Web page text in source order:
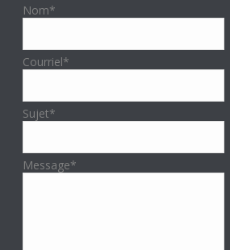
Nom*
Courriel*
Sujet*
Message*